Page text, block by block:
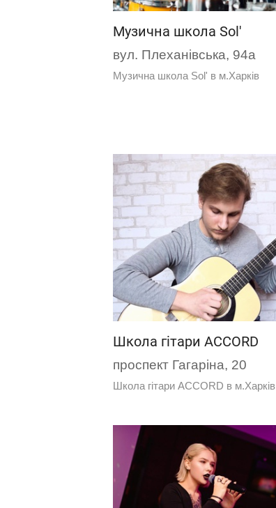
Музична школа Sol'
вул. Плеханівська, 94а
Музична школа Sol' в м.Харків
Школа гітари ACCORD
проспект Гагаріна, 20
Школа гітари ACCORD в м.Харків